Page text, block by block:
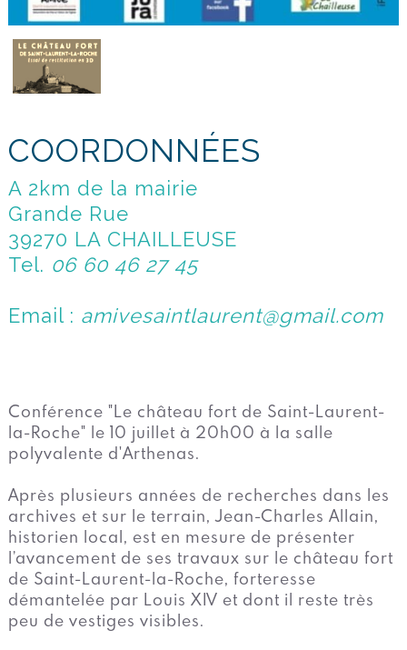
COORDONNÉES
A 2km de la mairie
Grande Rue
39270 LA CHAILLEUSE
Tel. 06 60 46 27 45
Email : amivesaintlaurent@gmail.com
Conférence "Le château fort de Saint-Laurent-
la-Roche" le 10 juillet à 20h00 à la salle
polyvalente d'Arthenas.
Après plusieurs années de recherches dans les
archives et sur le terrain, Jean-Charles Allain,
historien local, est en mesure de présenter
l’avancement de ses travaux sur le château fort
de Saint-Laurent-la-Roche, forteresse
démantelée par Louis XIV et dont il reste très
peu de vestiges visibles.